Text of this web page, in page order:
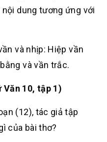
dung tương ứng với
và nhịp: Hiệp vần
và vần trắc.
Văn 10, tập 1)
(12), tác giả tập
của bài thơ?